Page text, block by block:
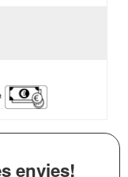
envies!